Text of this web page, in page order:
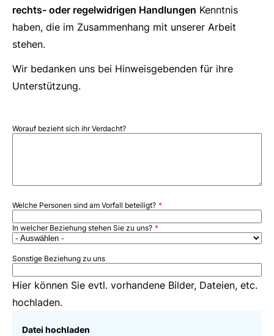
rechts- oder regelwidrigen Handlungen Kenntnis
haben, die im Zusammenhang mit unserer Arbeit
stehen.
Wir bedanken uns bei Hinweisgebenden für ihre
Unterstützung.
Worauf bezieht sich ihr Verdacht?
Welche Personen sind am Vorfall beteiligt?
In welcher Beziehung stehen Sie zu uns?
Sonstige Beziehung zu uns
Hier können Sie evtl. vorhandene Bilder, Dateien, etc.
hochladen.
Datei hochladen